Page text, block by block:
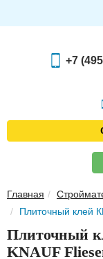
ЭЛЕКТРИКА
+7
Главная
Плиточный клей
Плиточный
KNAUF